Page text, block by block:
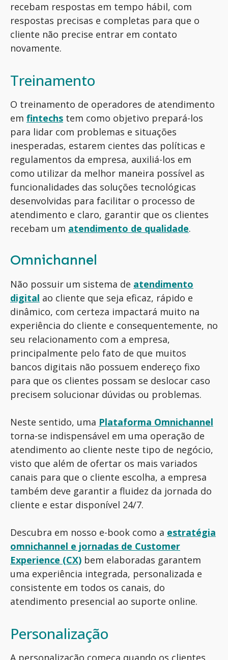
recebam respostas em tempo hábil, com
respostas precisas e completas para que o
cliente não precise entrar em contato
novamente.
Treinamento
O treinamento de operadores de atendimento
em fintechs tem como objetivo prepará-los
para lidar com problemas e situações
inesperadas, estarem cientes das políticas e
regulamentos da empresa, auxiliá-los em
como utilizar da melhor maneira possível as
funcionalidades das soluções tecnológicas
desenvolvidas para facilitar o processo de
atendimento e claro, garantir que os clientes
recebam um atendimento de qualidade.
Omnichannel
Não possuir um sistema de atendimento
digital ao cliente que seja eficaz, rápido e
dinâmico, com certeza impactará muito na
experiência do cliente e consequentemente, no
seu relacionamento com a empresa,
principalmente pelo fato de que muitos
bancos digitais não possuem endereço fixo
para que os clientes possam se deslocar caso
precisem solucionar dúvidas ou problemas.
Neste sentido, uma Plataforma Omnichannel
torna-se indispensável em uma operação de
atendimento ao cliente neste tipo de negócio,
visto que além de ofertar os mais variados
canais para que o cliente escolha, a empresa
também deve garantir a fluidez da jornada do
cliente e estar disponível 24/7.
Descubra em nosso e-book como a estratégia
omnichannel e jornadas de Customer
Experience (CX) bem elaboradas garantem
uma experiência integrada, personalizada e
consistente em todos os canais, do
atendimento presencial ao suporte online.
Personalização
A personalização começa quando os clientes